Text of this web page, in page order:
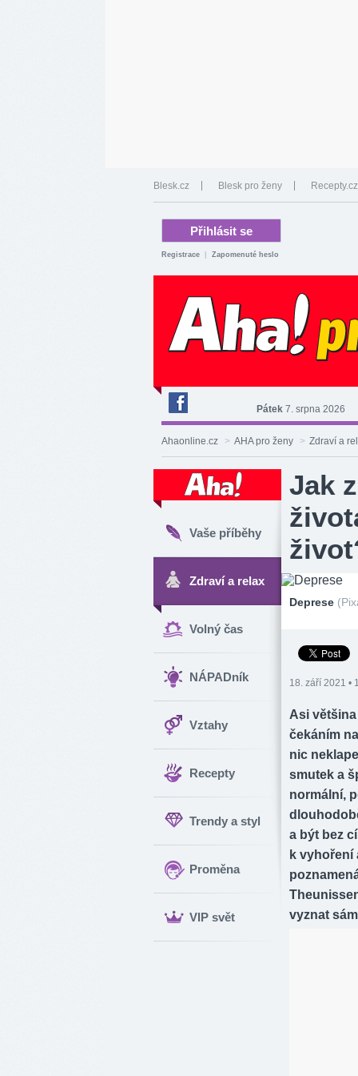
Blesk.cz Blesk pro ženy Recepty.cz
Registrace Zapomenuté heslo
Deník
Aha!
na
Pátek 7. srpna 2026
Ahaonline.cz > AHA pro ženy > Zdraví a
Vaše příběhy
Zdraví a relax
Volný čas
NÁPADník
Vztahy
Recepty
Trendy a styl
Proměna
VIP svět
Jak
Deprese
18. září 2021 •
Asi
čekáním
nic
smutek a
normální,
a být bez
k vyhoření
vyznat